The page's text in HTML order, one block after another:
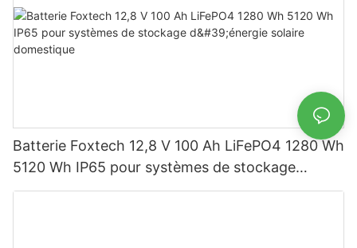
Batterie Foxtech 12,8 V 100 Ah LiFePO4 1280 Wh
5120 Wh IP65 pour systèmes de stockage
d'énergie solaire domestique